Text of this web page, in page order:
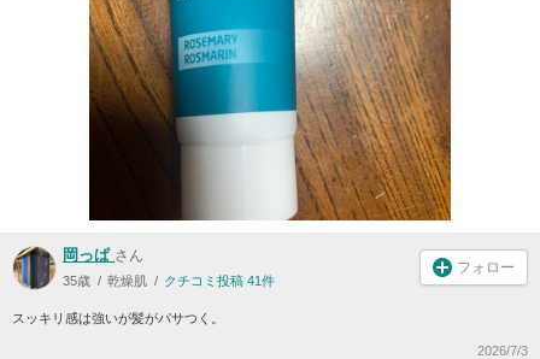
岡っぱ さん
35歳 乾燥肌 クチコミ投稿 41件
フォロー
スッキリ感は強いが髪がパサつく。
2026/7/3